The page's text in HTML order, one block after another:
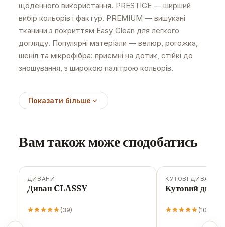
щоденного використання. PRESTIGE — ширший
вибір кольорів і фактур. PREMIUM — вишукані
тканини з покриттям Easy Clean для легкого
догляду. Популярні матеріали — велюр, рогожка,
шеніл та мікрофібра: приємні на дотик, стійкі до
зношування, з широкою палітрою кольорів.
Показати більше
Вам також може сподобатись
-12%
ДИВАНИ
Диван CLASSY
(39)
-8%
КУТОВІ ДИВАНИ
Кутовий
(10